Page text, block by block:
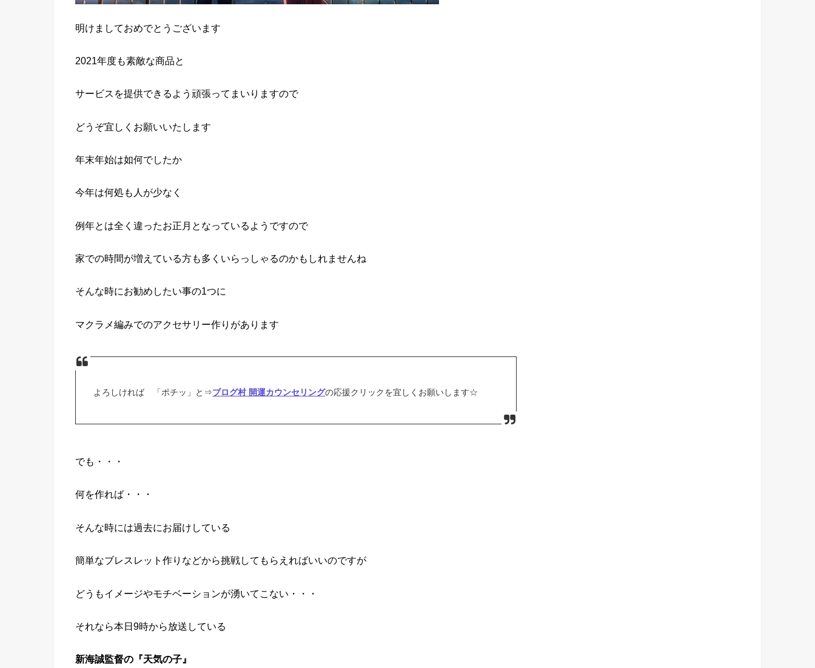
明けましておめでとうございます
2021年度も素敵な商品と
サービスを提供できるよう頑張ってまいりますので
どうぞ宜しくお願いいたします
年末年始は如何でしたか
今年は何処も人が少なく
例年とは全く違ったお正月となっているようですので
家での時間が増えている方も多くいらっしゃるのかもしれませんね
そんな時にお勧めしたい事の1つに
マクラメ編みでのアクセサリー作りがあります
よろしければ 「ポチッ」と⇒ブログ村 開運カウンセリングの応援クリックを宜しくお願いします☆
でも・・・
何を作れば・・・
そんな時には過去にお届けしている
簡単なブレスレット作りなどから挑戦してもらえればいいのですが
どうもイメージやモチベーションが湧いてこない・・・
それなら本日9時から放送している
新海誠監督の『天気の子』